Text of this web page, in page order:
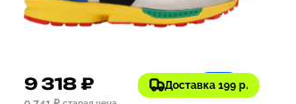
Доставка 199 р.
9 318 ₽
932